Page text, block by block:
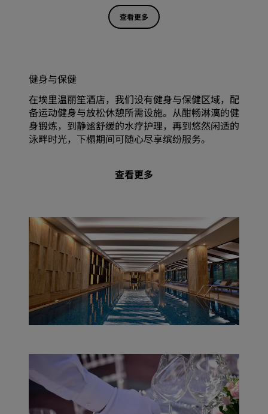
查看更多
健身与保健
在埃里温丽笙酒店，我们设有健身与保健区域，配
备运动健身与放松休憩所需设施。从酣畅淋漓的健
身锻炼，到静谧舒缓的水疗护理，再到悠然闲适的
泳畔时光，下榻期间可随心尽享缤纷服务。
查看更多